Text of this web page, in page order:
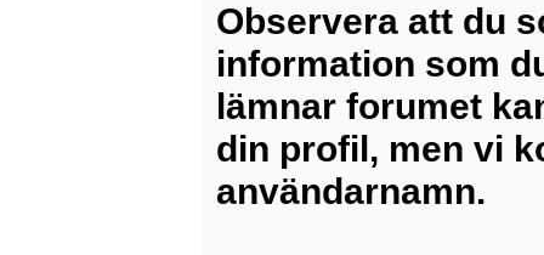
Observera att du
information som
lämnar forumet
din profil, men vi
användarnamn.